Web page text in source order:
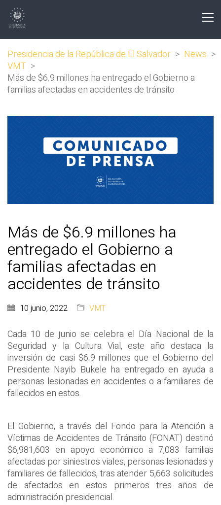
Presidencia de la República de El Salvador > News >
VMT >
Más de $6.9 millones ha entregado el Gobierno a
familias afectadas en accidentes de tránsito
Más de $6.9 millones ha
entregado el Gobierno a
familias afectadas en
accidentes de tránsito
10 junio, 2022 VMT
Cada 10 de junio se celebra el Día Nacional de la
Seguridad y la Cultura Vial, este año destaca la
inversión de casi $6.9 millones que el Gobierno del
Presidente Nayib Bukele ha entregado en ayuda a
personas lesionadas en accidentes o a familiares de
fallecidos en estos.
El Gobierno, a través del Fondo para la Atención a
Víctimas de Accidentes de Tránsito (FONAT) destinó
$6,981,603 en apoyo económico a 7,083 familias
afectadas por siniestros viales, personas lesionadas y
familiares de fallecidos, tras atender 5,663 solicitudes
de afectados en estos primeros tres años de
administración presidencial.